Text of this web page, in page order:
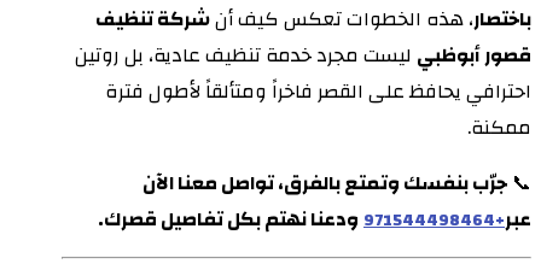
باختصار، هذه الخطوات تعكس كيف أنشركة تنظيف
قصور أبوظبي ليست مجرد خدمة تنظيف عادية، بل روتين
احترافي يحافظ على القصر فاخراً ومتألقاً لأطول فترة
ممكنة.
📞 جرّب بنفسك وتمتع بالفرق، تواصل معنا الآن
عبر+971544498464 ودعنا نهتم بكل تفاصيل قصرك.